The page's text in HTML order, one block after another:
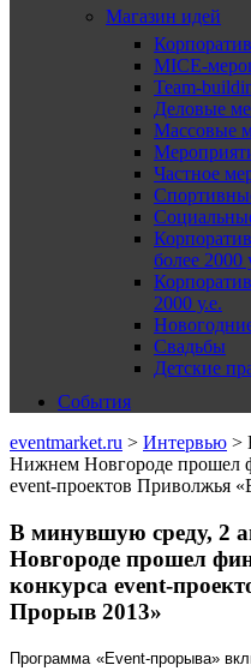
Магазин идей
MICE-
Team-
Деловые
Массовые
Частное
более 2000
2000 у.е.
Свадьбы
Детские
События
eventmarket.ru > Интервью >
Нижнем Новгороде прошел
event-проектов Приволжья
В минувшую среду, 2
Новгороде прошел
конкурса event-
Прорыв 2013»
Программа «Event-прорыва»